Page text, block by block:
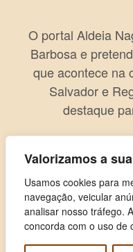
Valorizamos a
Usamos cookies para
navegação, veicular
analisar nosso tráfego.
concorda com o uso de
O portal Aldeia
Barbosa e
que acontece na
Salvador e
destaque